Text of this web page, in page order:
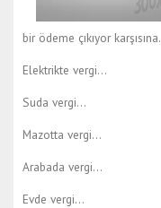
bir ödeme çıkıyor karşısına.
Elektrikte vergi…
Suda vergi…
Mazotta vergi…
Arabada vergi…
Evde vergi…